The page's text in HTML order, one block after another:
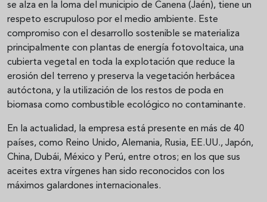
se alza en la loma del municipio de Canena (Jaén), tiene un
respeto escrupuloso por el medio ambiente. Este
compromiso con el desarrollo sostenible se materializa
principalmente con plantas de energía fotovoltaica, una
cubierta vegetal en toda la explotación que reduce la
erosión del terreno y preserva la vegetación herbácea
autóctona, y la utilización de los restos de poda en
biomasa como combustible ecológico no contaminante.
En la actualidad, la empresa está presente en más de 40
países, como Reino Unido, Alemania, Rusia, EE.UU., Japón,
China, Dubái, México y Perú, entre otros; en los que sus
aceites extra vírgenes han sido reconocidos con los
máximos galardones internacionales.